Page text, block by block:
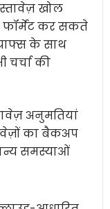
खोल
फॉर्मेट कर सकते
के साथ
चर्चा की
अनुमतियां
का बैकअप
समस्याओं